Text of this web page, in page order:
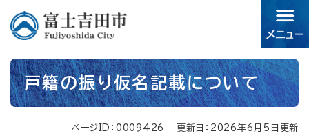
す。
本
文 戸籍の振り仮名記載について
ページID：0009426 更新日：2026年6月5日更新